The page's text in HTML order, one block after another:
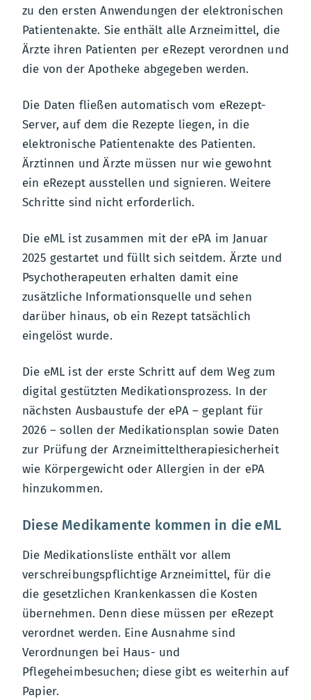
zu den ersten Anwendungen der elektronischen
Patientenakte. Sie enthält alle Arzneimittel, die
Ärzte ihren Patienten per eRezept verordnen und
die von der Apotheke abgegeben werden.
Die Daten fließen automatisch vom eRezept-
Server, auf dem die Rezepte liegen, in die
elektronische Patientenakte des Patienten.
Ärztinnen und Ärzte müssen nur wie gewohnt
ein eRezept ausstellen und signieren. Weitere
Schritte sind nicht erforderlich.
Die eML ist zusammen mit der ePA im Januar
2025 gestartet und füllt sich seitdem. Ärzte und
Psychotherapeuten erhalten damit eine
zusätzliche Informationsquelle und sehen
darüber hinaus, ob ein Rezept tatsächlich
eingelöst wurde.
Die eML ist der erste Schritt auf dem Weg zum
digital gestützten Medikationsprozess. In der
nächsten Ausbaustufe der ePA – geplant für
2026 – sollen der Medikationsplan sowie Daten
zur Prüfung der Arzneimitteltherapiesicherheit
wie Körpergewicht oder Allergien in der ePA
hinzukommen.
Diese Medikamente kommen in die eML
Die Medikationsliste enthält vor allem
verschreibungspflichtige Arzneimittel, für die
die gesetzlichen Krankenkassen die Kosten
übernehmen. Denn diese müssen per eRezept
verordnet werden. Eine Ausnahme sind
Verordnungen bei Haus- und
Pflegeheimbesuchen; diese gibt es weiterhin auf
Papier.